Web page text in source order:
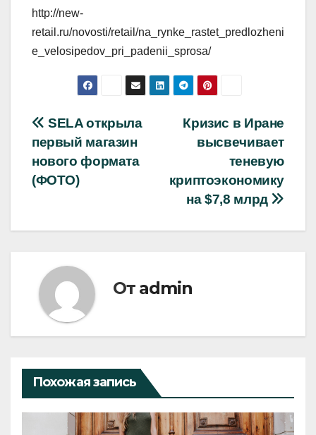
http://new-
retail.ru/novosti/retail/na_rynke_rastet_predlozheni
e_velosipedov_pri_padenii_sprosa/
Навигация
по
записям
Кризис в Иране
высвечивает
теневую
криптоэкономику
на $7,8 млрд
SELA открыла
первый магазин
нового формата
(ФОТО)
От admin
Похожая запись